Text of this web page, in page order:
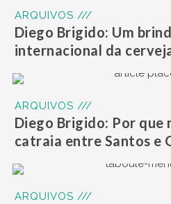
ARQUIVOS ///
Diego Brigido: Um
internacional da
ARQUIVOS ///
Diego Brigido: Por que
catraia entre Santos e
ARQUIVOS ///